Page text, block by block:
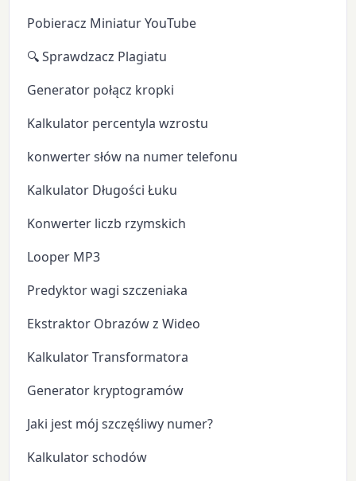
Pobieracz Miniatur YouTube
🔍 Sprawdzacz Plagiatu
Generator połącz kropki
Kalkulator percentyla wzrostu
konwerter słów na numer telefonu
Kalkulator Długości Łuku
Konwerter liczb rzymskich
Looper MP3
Predyktor wagi szczeniaka
Ekstraktor Obrazów z Wideo
Kalkulator Transformatora
Generator kryptogramów
Jaki jest mój szczęśliwy numer?
Kalkulator schodów